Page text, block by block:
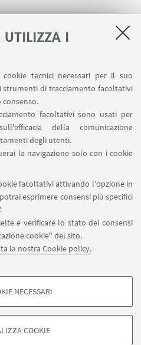
UTILIZZA I
tecnici necessari per il suo
di tracciamento facoltativi
facoltativi sono usati per
della comunicazione
degli utenti.
la navigazione solo con i cookie
facoltativi attivando l'opzione in
esprimere consensi più specifici
e verificare lo stato dei consensi
cookie" del sito.
la nostra Cookie policy.
comportamento sul sito, per analisi
NECESSARI
COOKIE
UTILI
auto e sale DIN
auto UNIBO
auto Ingegneria
SU:
STUDIORUM - Università di
Bologna - PI: 01131710376 - CF: